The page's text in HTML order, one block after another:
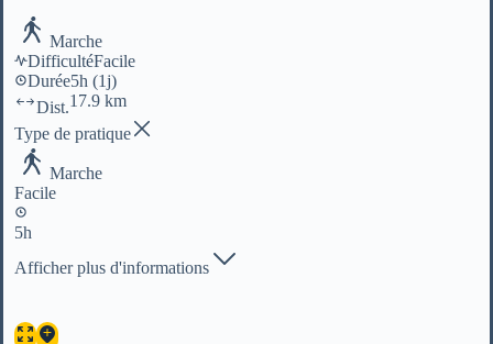
Marche
DifficultéFacile
Durée5h (1j)
Dist.17.9 km
Type de pratique
Marche
Facile
5h
Afficher plus d'informations